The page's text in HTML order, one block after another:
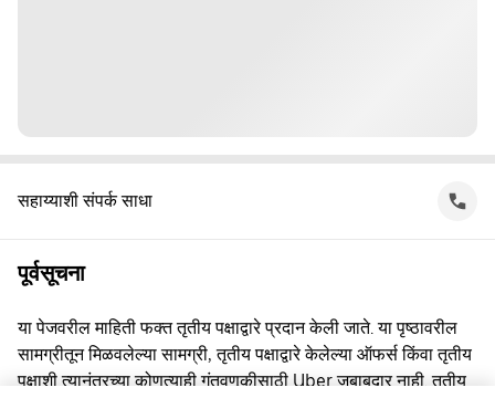
सहाय्याशी संपर्क साधा
पूर्वसूचना
या पेजवरील माहिती फक्त तृतीय पक्षाद्वारे प्रदान केली जाते. या पृष्ठावरील
सामग्रीतून मिळवलेल्या सामग्री, तृतीय पक्षाद्वारे केलेल्या ऑफर्स किंवा तृतीय
पक्षाशी त्यानंतरच्या कोणत्याही गुंतवणूकीसाठी Uber जबाबदार नाही. तृतीय